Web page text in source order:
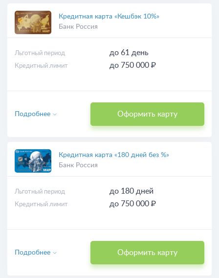
Кредитная карта «Кешбэк 10%»
Банк Россия
Льготный период до 61 день
Кредитный лимит до 750 000 ₽
Оформить карту
Подробнее
Кредитная карта «180 дней без %»
Банк Россия
Льготный период до 180 дней
Кредитный лимит до 750 000 ₽
Оформить карту
Подробнее